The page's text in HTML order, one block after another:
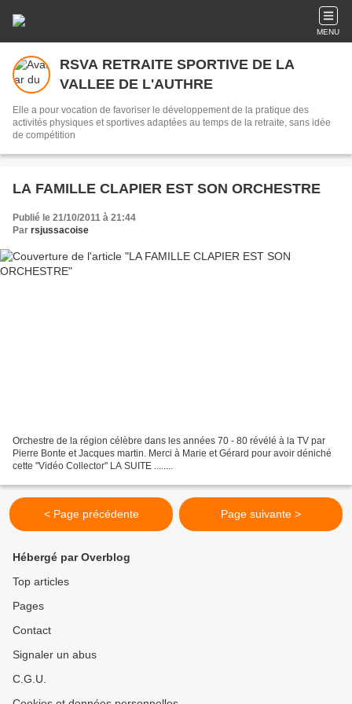
MENU
RSVA RETRAITE SPORTIVE DE LA
VALLEE DE L'AUTHRE
Elle a pour vocation de favoriser le développement de la pratique des
activités physiques et sportives adaptées au temps de la retraite, sans idée
de compétition
LA FAMILLE CLAPIER EST SON ORCHESTRE
Publié le 21/10/2011 à 21:44
Par rsjussacoise
Orchestre de la région célèbre dans les années 70 - 80 révélé à la TV par
Pierre Bonte et Jacques martin. Merci à Marie et Gérard pour avoir déniché
cette "Vidéo Collector" LA SUITE ........
< Page précédente Page suivante >
Hébergé par Overblog
Top articles
Pages
Contact
Signaler un abus
C.G.U.